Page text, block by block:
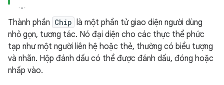
Thành phần Chip là một phần tử giao diện người dùng
nhỏ gọn, tương tác. Nó đại diện cho các thực thể phức
tạp như một người liên hệ hoặc thẻ, thường có biểu tượng
và nhãn. Hộp đánh dấu có thể được đánh dấu, đóng hoặc
nhấp vào.